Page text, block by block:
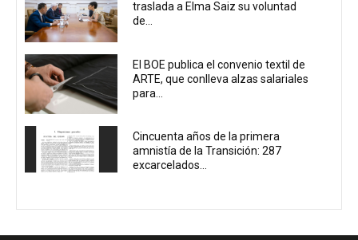
traslada a Elma Saiz su voluntad
de...
El BOE publica el convenio textil de
ARTE, que conlleva alzas salariales
para...
Cincuenta años de la primera
amnistía de la Transición: 287
excarcelados...